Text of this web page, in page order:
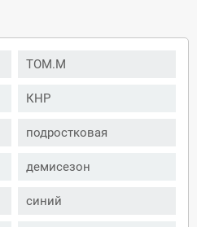
TOM.M
КНР
подростковая
демисезон
синий